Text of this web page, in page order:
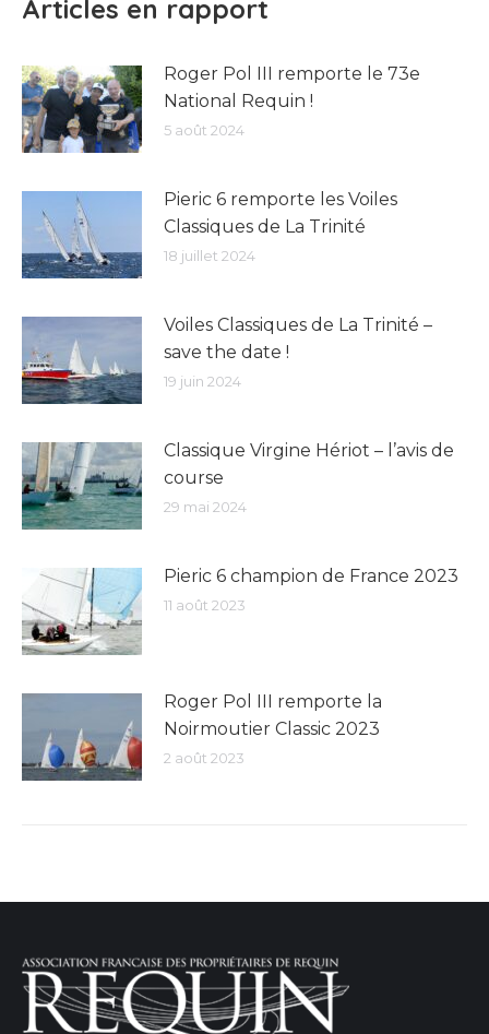
Articles en rapport
Roger Pol III remporte le 73e
National Requin !
5 août 2024
Pieric 6 remporte les Voiles
Classiques de La Trinité
18 juillet 2024
Voiles Classiques de La Trinité –
save the date !
19 juin 2024
Classique Virgine Hériot – l’avis de
course
29 mai 2024
Pieric 6 champion de France 2023
11 août 2023
Roger Pol III remporte la
Noirmoutier Classic 2023
2 août 2023